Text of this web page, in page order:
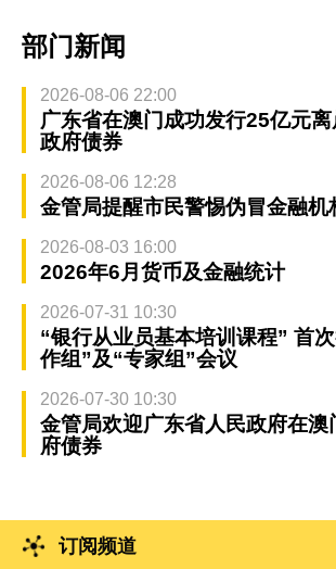
部门新闻
2026-08-06 22:00
广东省在澳门成功发行25亿元
政府债券
2026-08-06 12:28
金管局提醒市民警惕伪冒金融机
2026-08-03 16:00
2026年6月货币及金融统计
2026-07-31 10:30
“银行从业员基本培训课程” 首
作组”及“专家组”会议
2026-07-30 10:30
金管局欢迎广东省人民政府在澳
府债券
订阅频道